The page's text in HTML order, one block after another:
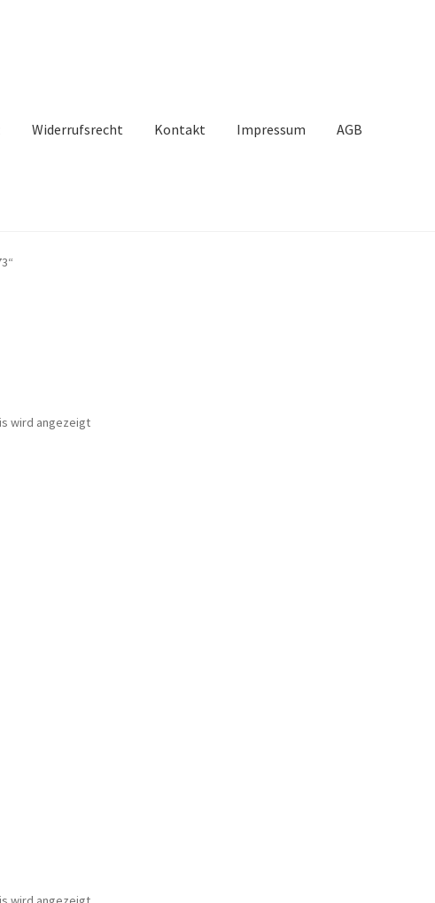
Widerrufsrecht Kontakt Impressum AGB
wird angezeigt